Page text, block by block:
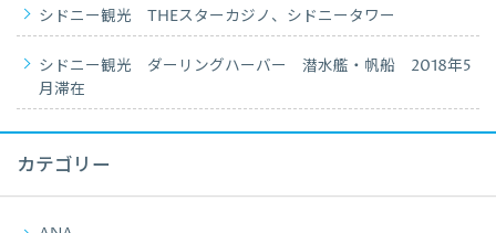
シドニー観光 THEスターカジノ、シドニータワー
シドニー観光 ダーリングハーバー 潜水艦・帆船 2018年5
月滞在
カテゴリー